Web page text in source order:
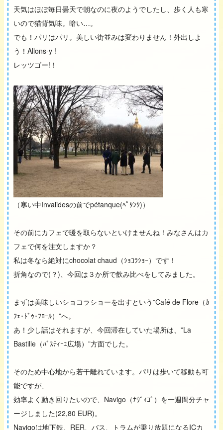
天気はほぼ毎日曇天で朝なのに夜のようでしたし、歩く人も寒
いので猫背気味。暗い…。
でも！パリはパリ。美しい街並みは変わりません！外出しよ
う！Allons-y !
レッツゴー!！
（寒い中Invalidesの前でpétanque(ﾍﾟﾀﾝｸ)）
その前にカフェで暖を取らないといけませんね！みなさんはカ
フェで何を注文しますか？
私は冬なら絶対にchocolat chaud（ｼｮｺﾗｼｮｰ）です！
折角なので(？)、今回は３か所で飲み比べをしてみました。
まずは美味しいショコラショーを出すという”Café de Flore（ｶ
ﾌｪ･ﾄﾞｩ･ﾌﾛｰﾙ）”へ。
あ！少し話はそれますが、今回滞在していた場所は、”La
Bastille（ﾊﾞｽﾃｨｰﾕ広場）”方面でした。
そのため中心地から若干離れています。パリは歩いて移動も可
能ですが、
効率よく動き回りたいので、Navigo（ﾅｳﾞｨｺﾞ）を一週間分チャ
ージしました(22,80 EUR)。
Navigoは地下鉄、RER、バス、トラムが乗り放題になるICカ